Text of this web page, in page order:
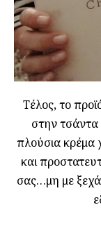
Τέλος, το
στην τσάντα
πλούσια κρέμα
και
σας…μη με